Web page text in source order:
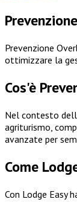
Prevenzione
ottimizzare la
Cos'è
Nel contesto
agriturismo,
avanzate per
Come
Con Lodge Easy